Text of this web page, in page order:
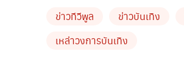
ข่าวทีวีพูล ข่าวบันเทิง
เหล่าวงการบันเทิง